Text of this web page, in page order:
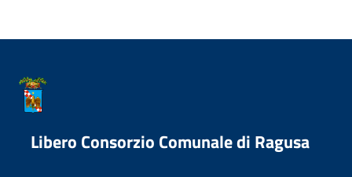
Libero Consorzio Comunale di Ragusa